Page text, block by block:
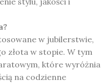
w jubilerstwie,
złota w stopie. W tym
które wyróżnia
na codzienne